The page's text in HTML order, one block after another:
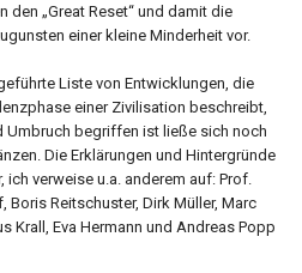
den „Great Reset“ und damit die
einer kleine Minderheit vor.
Liste von Entwicklungen, die
einer Zivilisation beschreibt,
Umbruch begriffen ist ließe sich noch
Die Erklärungen und Hintergründe
ich verweise u.a. anderem auf: Prof.
Boris Reitschuster, Dirk Müller, Marc
Krall, Eva Hermann und Andreas Popp